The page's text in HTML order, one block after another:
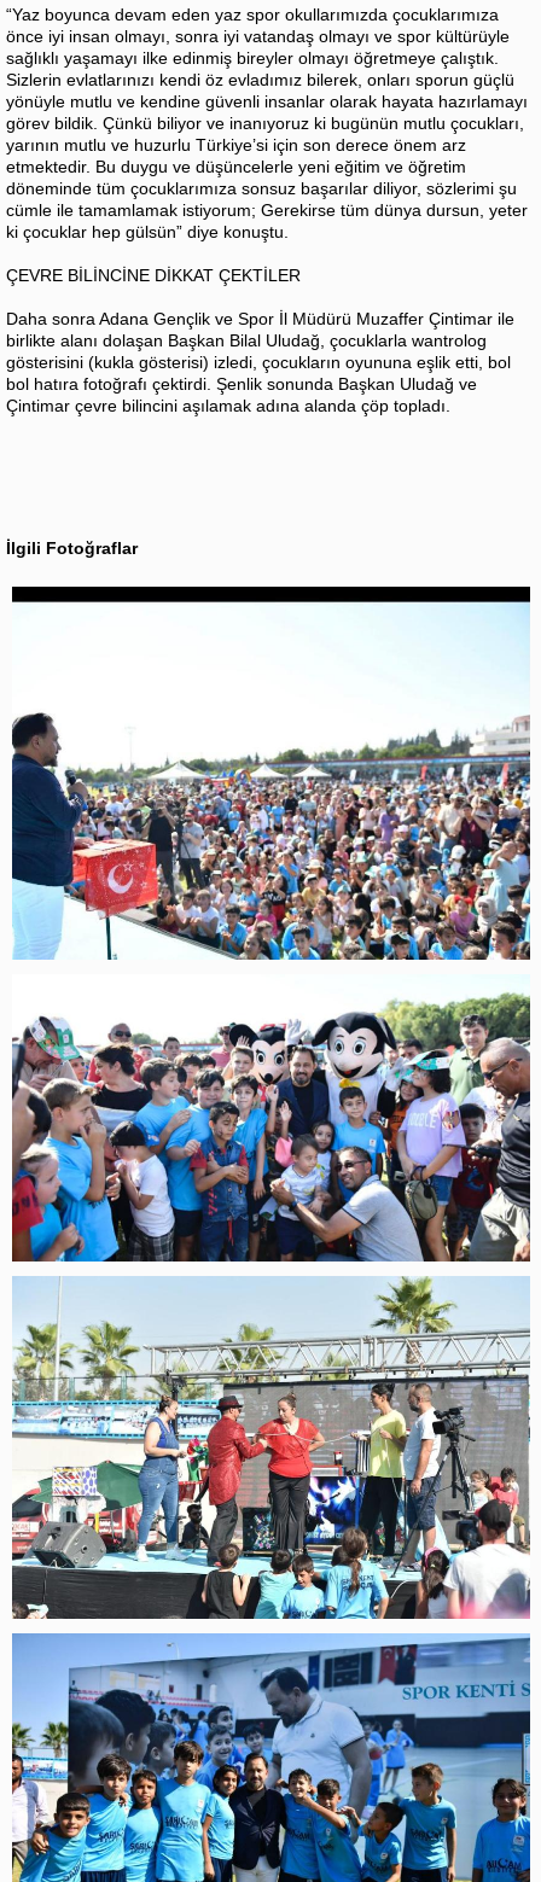
“Yaz boyunca devam eden yaz spor okullarımızda çocuklarımıza
önce iyi insan olmayı, sonra iyi vatandaş olmayı ve spor kültürüyle
sağlıklı yaşamayı ilke edinmiş bireyler olmayı öğretmeye çalıştık.
Sizlerin evlatlarınızı kendi öz evladımız bilerek, onları sporun güçlü
yönüyle mutlu ve kendine güvenli insanlar olarak hayata hazırlamayı
görev bildik. Çünkü biliyor ve inanıyoruz ki bugünün mutlu çocukları,
yarının mutlu ve huzurlu Türkiye’si için son derece önem arz
etmektedir. Bu duygu ve düşüncelerle yeni eğitim ve öğretim
döneminde tüm çocuklarımıza sonsuz başarılar diliyor, sözlerimi şu
cümle ile tamamlamak istiyorum; Gerekirse tüm dünya dursun, yeter
ki çocuklar hep gülsün” diye konuştu.
ÇEVRE BİLİNCİNE DİKKAT ÇEKTİLER
Daha sonra Adana Gençlik ve Spor İl Müdürü Muzaffer Çintimar ile
birlikte alanı dolaşan Başkan Bilal Uludağ, çocuklarla wantrolog
gösterisini (kukla gösterisi) izledi, çocukların oyununa eşlik etti, bol
bol hatıra fotoğrafı çektirdi. Şenlik sonunda Başkan Uludağ ve
Çintimar çevre bilincini aşılamak adına alanda çöp topladı.
İlgili Fotoğraflar